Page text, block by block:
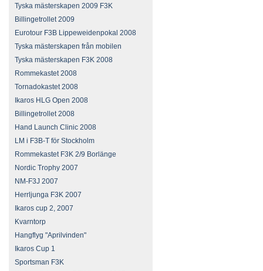
Tyska mästerskapen 2009 F3K
Billingetrollet 2009
Eurotour F3B Lippeweidenpokal 2008
Tyska mästerskapen från mobilen
Tyska mästerskapen F3K 2008
Rommekastet 2008
Tornadokastet 2008
Ikaros HLG Open 2008
Billingetrollet 2008
Hand Launch Clinic 2008
LM i F3B-T för Stockholm
Rommekastet F3K 2/9 Borlänge
Nordic Trophy 2007
NM-F3J 2007
Herrljunga F3K 2007
Ikaros cup 2, 2007
Kvarntorp
Hangflyg "Aprilvinden"
Ikaros Cup 1
Sportsman F3K